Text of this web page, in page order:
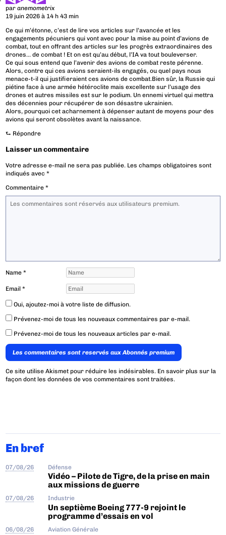
paranemometrix
19 juin 2026 à 14 h 43 min
Ce qui m’étonne, c’est de lire vos articles sur l’avancée et les
engagements pécuniers qui vont avec pour la mise au point d’avions de
combat, tout en offrant des articles sur les progrès extraordinaires des
drones… de combat ! Et on est qu’au début, l’IA va tout bouleverser.
Ce qui sous entend que l’avenir des avions de combat reste pérenne.
Alors, contre qui ces avions seraient-ils engagés, ou quel pays nous
menace-t-il qui justifieraient ces avions de combat.Bien sûr, la Russie qui
piétine face à une armée hétéroclite mais excellente sur l’usage des
drones et autres missiles est sur le podium. Un ennemi virtuel qui mettra
des décennies pour récupérer de son désastre ukrainien.
Alors, pourquoi cet acharnement à dépenser autant de moyens pour des
avions qui seront obsolètes avant la naissance.
⮑ Répondre
Laisser un commentaire
Votre adresse e-mail ne sera pas publiée. Les champs obligatoires sont
indiqués avec*
Commentaire*
Name*
Email*
Oui, ajoutez-moi à votre liste de diffusion.
Prévenez-moi de tous les nouveaux commentaires par e-mail.
Prévenez-moi de tous les nouveaux articles par e-mail.
Les commentaires sont reservés aux Abonnés premium
Ce site utilise Akismet pour réduire les indésirables. En savoir plus sur la
façon dont les données de vos commentaires sont traitées.
En bref
07/08/26 Défense
Vidéo – Pilote de Tigre, de la prise en main
aux missions de guerre
07/08/26 Industrie
Un septième Boeing 777-9 rejoint le
programme d’essais en vol
06/08/26 Aviation Générale